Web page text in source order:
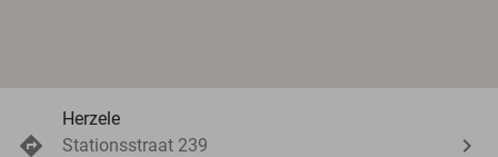
Herzele
Stationsstraat 239